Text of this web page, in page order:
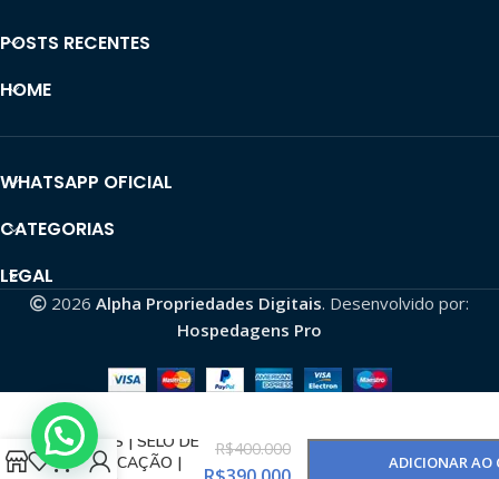
POSTS RECENTES
HOME
WHATSAPP OFICIAL
CATEGORIAS
LEGAL
2026 Alpha Propriedades Digitais. Desenvolvido por:
Hospedagens Pro
CANAL YOUTUBE
1.31M+ SUBS |
+1,4 MILHÃO DE
VIEWS | SELO DE
VERIFICAÇÃO |
R$400.000
ADICIONAR AO